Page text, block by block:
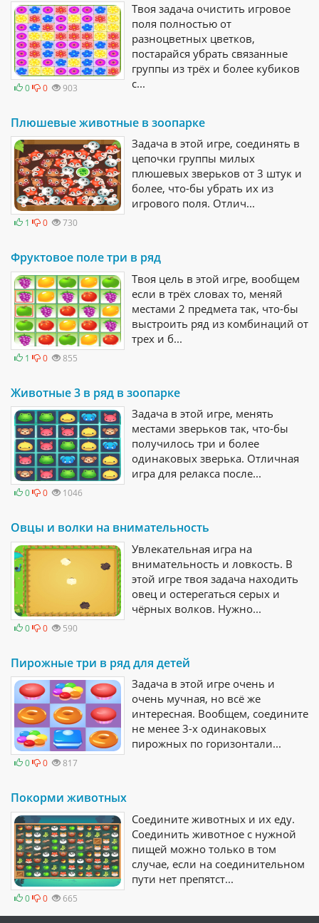
0 0 903
Твоя задача очистить игровое
поля полностью от
разноцветных цветков,
постарайся убрать связанные
группы из трёх и более кубиков
с...
Плюшевые животные в зоопарке
1 0 730
Задача в этой игре, соединять в
цепочки группы милых
плюшевых зверьков от 3 штук и
более, что-бы убрать их из
игрового поля. Отлич...
Фруктовое поле три в ряд
1 0 855
Твоя цель в этой игре, вообщем
если в трёх словах то, меняй
местами 2 предмета так, что-бы
выстроить ряд из комбинаций от
трех и б...
Животные 3 в ряд в зоопарке
0 0 1046
Задача в этой игре, менять
местами зверьков так, что-бы
получилось три и более
одинаковых зверька. Отличная
игра для релакса после...
Овцы и волки на внимательность
0 0 590
Увлекательная игра на
внимательность и ловкость. В
этой игре твоя задача находить
овец и остерегаться серых и
чёрных волков. Нужно...
Пирожные три в ряд для детей
0 0 817
Задача в этой игре очень и
очень мучная, но всё же
интересная. Вообщем, соедините
не менее 3-х одинаковых
пирожных по горизонтали...
Покорми животных
0 0 665
Соедините животных и их еду.
Соединить животное с нужной
пищей можно только в том
случае, если на соединительном
пути нет препятст...